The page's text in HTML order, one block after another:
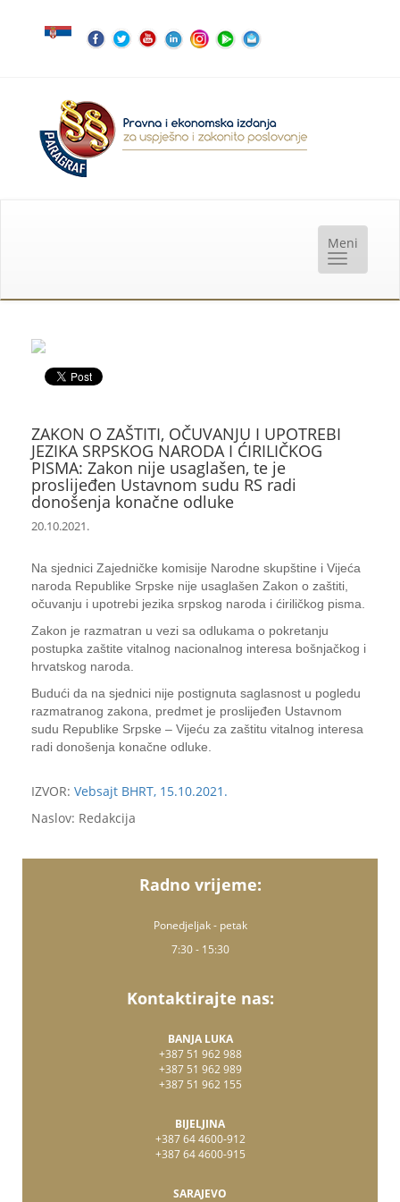
ZAKON O ZAŠTITI, OČUVANJU I UPOTREBI
JEZIKA SRPSKOG NARODA I ĆIRILIČKOG
PISMA: Zakon nije usaglašen, te je
proslijeđen Ustavnom sudu RS radi
donošenja konačne odluke
20.10.2021.
Na sjednici Zajedničke komisije Narodne skupštine i Vijeća
naroda Republike Srpske nije usaglašen Zakon o zaštiti,
očuvanju i upotrebi jezika srpskog naroda i ćiriličkog pisma.
Zakon je razmatran u vezi sa odlukama o pokretanju
postupka zaštite vitalnog nacionalnog interesa bošnjačkog i
hrvatskog naroda.
Budući da na sjednici nije postignuta saglasnost u pogledu
razmatranog zakona, predmet je proslijeđen Ustavnom
sudu Republike Srpske – Vijeću za zaštitu vitalnog interesa
radi donošenja konačne odluke.
IZVOR: Vebsajt BHRT, 15.10.2021.
Naslov: Redakcija
Radno vrijeme:
Ponedjeljak - petak
7:30 - 15:30
Kontaktirajte nas:
BANJA LUKA
+387 51 962 988
+387 51 962 989
+387 51 962 155
BIJELJINA
+387 64 4600-912
+387 64 4600-915
SARAJEVO